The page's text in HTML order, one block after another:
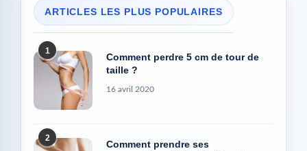
ARTICLES LES PLUS POPULAIRES
1
Comment perdre 5 cm de tour de
taille ?
16 avril 2020
2
Comment prendre ses